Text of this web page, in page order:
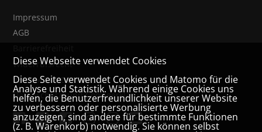
Impressum
AGB
Widerrufsrecht
VERTRAG WIDERRUFEN
Datenschutz- und Cookieerklärung
Diese Webseite verwendet Cookies
Diese Seite verwendet Cookies und Matomo für die
Analyse und Statistik. Während einige Cookies uns
helfen, die Benutzerfreundlichkeit unserer Website
zu verbessern oder personalisierte Werbung
anzuzeigen, sind andere für bestimmte Funktionen
(z. B. Warenkorb) notwendig. Sie können selbst